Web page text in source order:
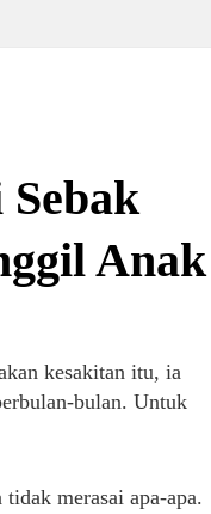
Anak
kesakitan itu, ia
bulan. Untuk
merasai apa-apa.